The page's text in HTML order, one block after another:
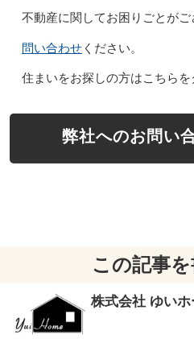
不動産に関してお困りごとが
問い合わせください。
住まいをお探しの方はこちらを
弊社へのお問い
この記事
株式会社 ゆいホ